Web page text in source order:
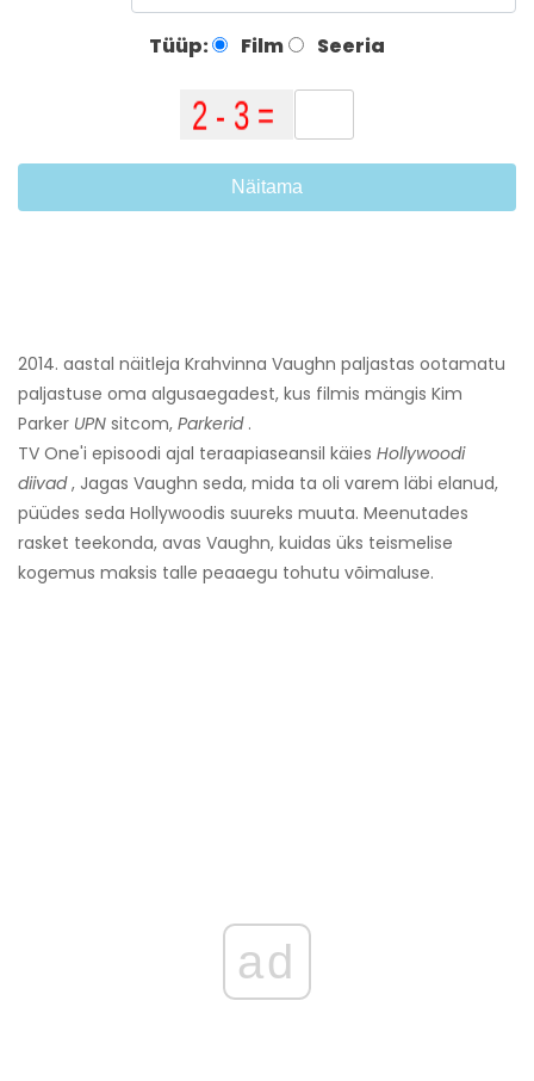
Tüüp: Film Seeria
Näitama
2014. aastal näitleja Krahvinna Vaughn paljastas ootamatu
paljastuse oma algusaegadest, kus filmis mängis Kim
Parker UPN sitcom, Parkerid.
TV One'i episoodi ajal teraapiaseansil käies Hollywoodi
diivad, Jagas Vaughn seda, mida ta oli varem läbi elanud,
püüdes seda Hollywoodis suureks muuta. Meenutades
rasket teekonda, avas Vaughn, kuidas üks teismelise
kogemus maksis talle peaaegu tohutu võimaluse.
ad